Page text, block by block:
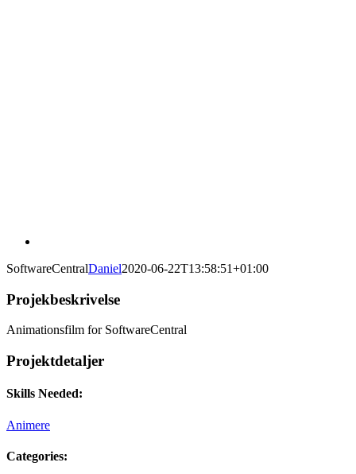
SoftwareCentralDaniel2020-06-22T13:58:51+01:00
Projekbeskrivelse
Animationsfilm for SoftwareCentral
Projektdetaljer
Skills Needed:
Animere
Categories: